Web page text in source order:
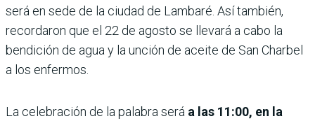
será en sede de la ciudad de Lambaré. Así también,
recordaron que el 22 de agosto se llevará a cabo la
bendición de agua y la unción de aceite de San Charbel
a los enfermos.
La celebración de la palabra será a las 11:00, en la